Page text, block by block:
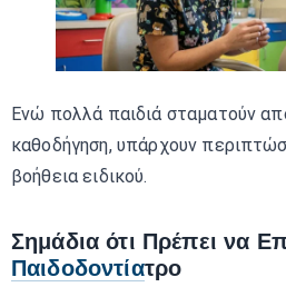
Ενώ πολλά παιδιά σταματούν
καθοδήγηση, υπάρχουν
βοήθεια ειδικού.
Σημάδια ότι Πρέπει να
Παιδοδοντίατρο